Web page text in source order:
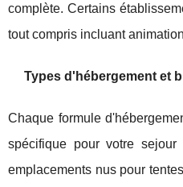
complète. Certains
tout compris incluant
Types d'hébergement et
Chaque formule
spécifique pour votre
emplacements nus pour